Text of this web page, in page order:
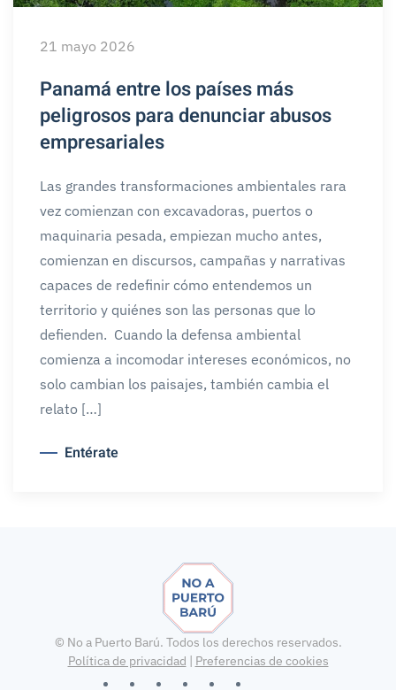
21 mayo 2026
Panamá entre los países más
peligrosos para denunciar abusos
empresariales
Las grandes transformaciones ambientales rara
vez comienzan con excavadoras, puertos o
maquinaria pesada, empiezan mucho antes,
comienzan en discursos, campañas y narrativas
capaces de redefinir cómo entendemos un
territorio y quiénes son las personas que lo
defienden. Cuando la defensa ambiental
comienza a incomodar intereses económicos, no
solo cambian los paisajes, también cambia el
relato […]
Entérate
© No a Puerto Barú. Todos los derechos reservados.
Política de privacidad | Preferencias de cookies